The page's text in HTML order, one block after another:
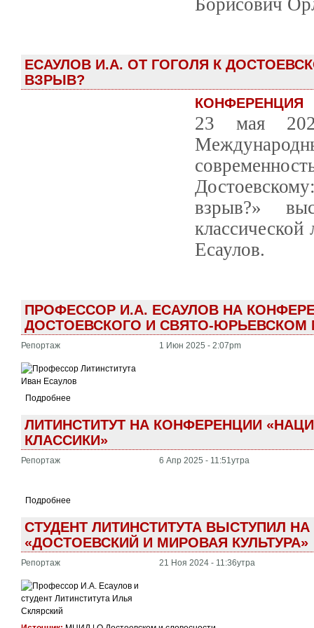
ЕСАУЛОВ И.А. ОТ ГОГОЛЯ К
ВЗРЫВ?
КОНФЕРЕНЦИЯ
23 мая
взрыв?»
Есаулов.
ПРОФЕССОР И.А. ЕСАУЛОВ НА
ДОСТОЕВСКОГО И СВЯТО-
Репортаж 1 Июн 2025 - 2:07pm
Подробнее
ЛИТИНСТИТУТ НА КОНФЕРЕНЦИИ
КЛАССИКИ»
Репортаж 6 Апр 2025 - 11:51утра
Подробнее
СТУДЕНТ ЛИТИНСТИТУТА ВЫСТУПИЛ
«ДОСТОЕВСКИЙ И МИРОВАЯ КУЛЬТУРА»
Репортаж 21 Ноя 2024 - 11:36утра